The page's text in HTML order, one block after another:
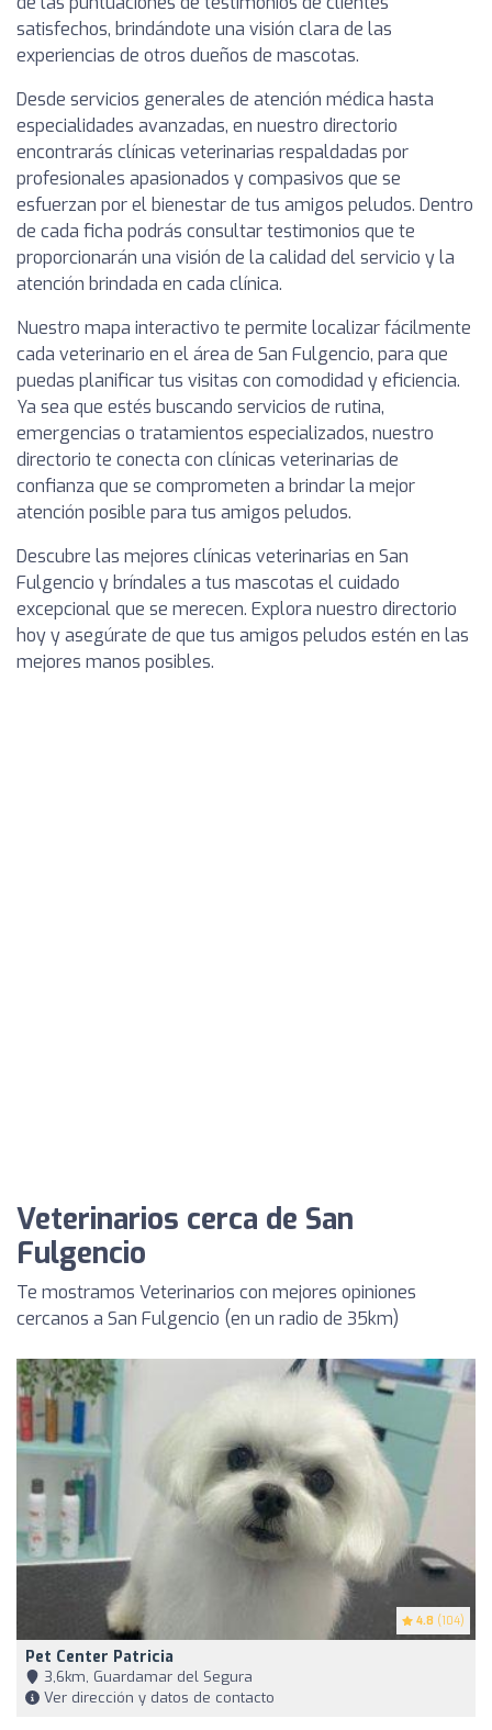
satisfechos, brindándote una visión clara de las
experiencias de otros dueños de mascotas.
Desde servicios generales de atención médica hasta
especialidades avanzadas, en nuestro directorio
encontrarás clínicas veterinarias respaldadas por
profesionales apasionados y compasivos que se
esfuerzan por el bienestar de tus amigos peludos. Dentro
de cada ficha podrás consultar testimonios que te
proporcionarán una visión de la calidad del servicio y la
atención brindada en cada clínica.
Nuestro mapa interactivo te permite localizar fácilmente
cada veterinario en el área de San Fulgencio, para que
puedas planificar tus visitas con comodidad y eficiencia.
Ya sea que estés buscando servicios de rutina,
emergencias o tratamientos especializados, nuestro
directorio te conecta con clínicas veterinarias de
confianza que se comprometen a brindar la mejor
atención posible para tus amigos peludos.
Descubre las mejores clínicas veterinarias en San
Fulgencio y bríndales a tus mascotas el cuidado
excepcional que se merecen. Explora nuestro directorio
hoy y asegúrate de que tus amigos peludos estén en las
mejores manos posibles.
Veterinarios cerca de San
Fulgencio
Te mostramos Veterinarios con mejores opiniones
cercanos a San Fulgencio (en un radio de 35km)
4.8 (104)
Pet Center Patricia
3,6km, Guardamar del Segura
Ver dirección y datos de contacto